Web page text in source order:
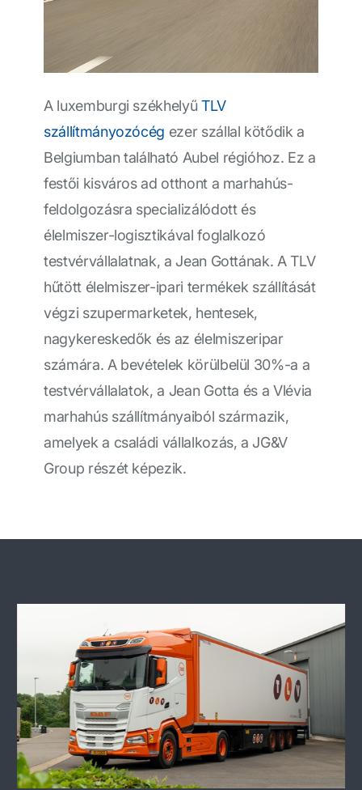
A luxemburgi székhelyű TLV
szállítmányozócég ezer szállal kötődik a
Belgiumban található Aubel régióhoz. Ez a
festői kisváros ad otthont a marhahús-
feldolgozásra specializálódott és
élelmiszer-logisztikával foglalkozó
testvérvállalatnak, a Jean Gottának. A TLV
hűtött élelmiszer-ipari termékek szállítását
végzi szupermarketek, hentesek,
nagykereskedők és az élelmiszeripar
számára. A bevételek körülbelül 30%-a a
testvérvállalatok, a Jean Gotta és a Vlévia
marhahús szállítmányaiból származik,
amelyek a családi vállalkozás, a JG&V
Group részét képezik.